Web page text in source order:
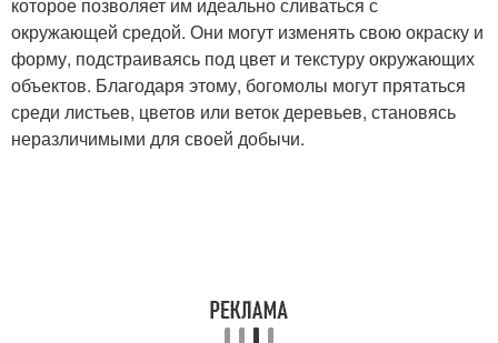
которое позволяет им идеально сливаться с
окружающей средой. Они могут изменять свою окраску и
форму, подстраиваясь под цвет и текстуру окружающих
объектов. Благодаря этому, богомолы могут прятаться
среди листьев, цветов или веток деревьев, становясь
неразличимыми для своей добычи.